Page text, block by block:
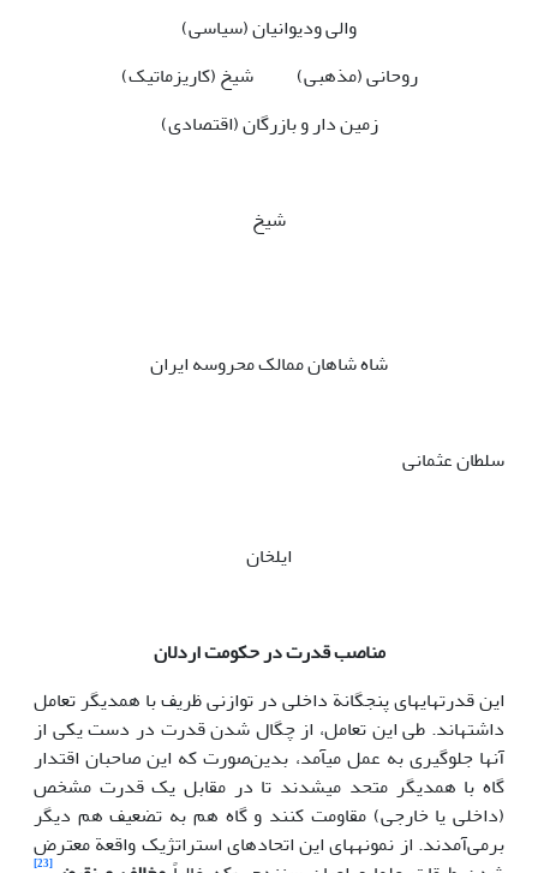
والی ودیوانیان (سیاسی)
روحانی (مذهبی) شیخ (کاریزماتیک)
زمین دار و بازرگان (اقتصادی)
شیخ
شاه شاهان ممالک محروسه ایران
سلطان عثمانی
ایلخان
مناصب قدرت در حکومت اردلان
این قدرت­های­های پنج­گانة داخلی در توازنی ظریف با همدیگر تعامل
داشته­اند. طی این تعامل، از چگال شدن قدرت در دست یکی از
آن­ها جلوگیری به عمل می­آمد، بدین‌صورت که این صاحبان اقتدار
گاه با همدیگر متحد می­شدند تا در مقابل یک قدرت مشخص
(داخلی یا خارجی) مقاومت کنند و گاه هم به تضعیف هم دیگر
برمی‌آمدند. از نمونه­های این اتحاد­های استراتژیک واقعة معترض
[23]